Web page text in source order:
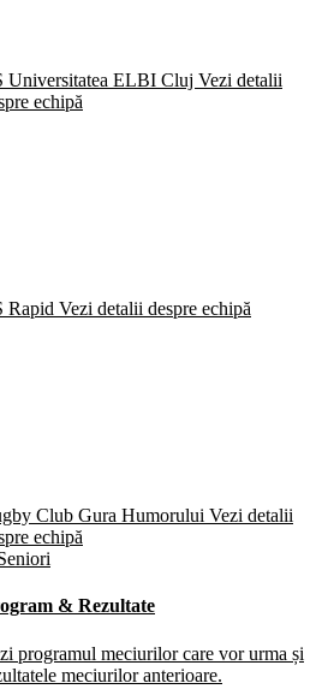
Universitatea ELBI Cluj Vezi detalii
echipă
Rapid Vezi detalii despre echipă
Club Gura Humorului Vezi detalii
echipă
& Rezultate
programul meciurilor care vor urma și
meciurilor anterioare.